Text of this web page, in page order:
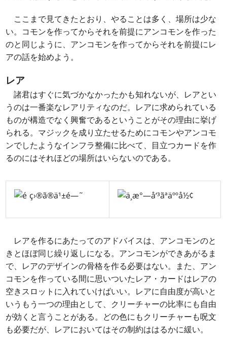
ここまで見てきたとおり、やることは多く、場所は少な
い。コモンを作ってからそれを前提にアンコモンを作った
のと同じように、アンコモンを作ってからそれを前提にレ
アの話を始めよう。
レア
諸君はすぐに気づかなかったかも知れないが、レアとい
うのは一番楽なレアリティなのだ。レアに求められている
ものが構造でなく興奮であるということがその理由に挙げ
られる。マジックを成り立たせるためにコモンやアンコモ
ンでしたようなインフラ整備に比べて、目立つカードを作
るのにはそれほどの場所はいらないのである。
レアを作るにあたってのアドバイスは、アンコモンのと
きとほぼ同じ繰り返しになる。アンコモンができあがるま
で、レアのデザインの骨格を作る必要はない。また、アン
コモンを作っている間に思いついたレア・カードはレアの
空きスロットに入れていけばいい。レアに自由度が高いと
いうもう一つの理由として、クリーチャーの比率にも自由
が効くと言うことがある。どの色にもクリーチャーも呪文
も必要だが、レアにおいてはその制約ははるかに緩い。